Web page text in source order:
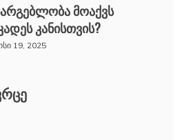
მოაქვს
კანისთვის?
19, 2025